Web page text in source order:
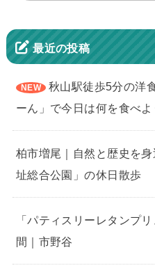
最近の投稿
秋山駅徒歩5分の洋
ーん」で今日は何を食べよ
柏市増尾｜自然と歴史を
址総合公園」の休日散歩
「パティスリーレタンプ
間｜市野谷